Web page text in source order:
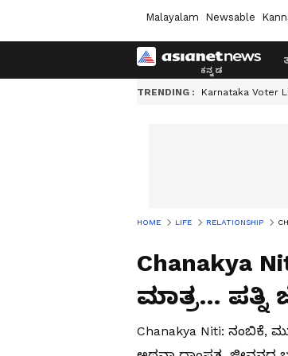
Malayalam Newsable
TRENDING : Karnataka Voter
HOME LIFE RELATIONSHIP
Chanakya
ಮಾತ್ರ… ಪತ್ನಿ
Chanakya Niti: ನಂಬಿಕೆ,